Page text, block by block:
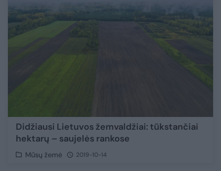
Didžiausi Lietuvos žemvaldžiai: tūkstančiai
hektarų – saujelės rankose
Mūsų žemė 2019-10-14